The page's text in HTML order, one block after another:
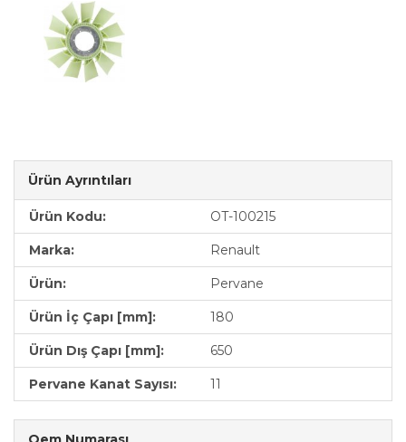
Ürün Ayrıntıları
Ürün Kodu: OT-100215
Marka: Renault
Ürün: Pervane
Ürün İç Çapı [mm]: 180
Ürün Dış Çapı [mm]: 650
Pervane Kanat Sayısı: 11